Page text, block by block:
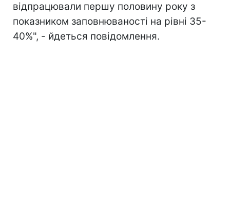
відпрацювали першу половину року з
показником заповнюваності на рівні 35-
40%", - йдеться повідомлення.